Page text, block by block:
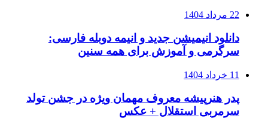
22 مرداد 1404
دانلود انیمیشن جدید و انیمه دوبله فارسی:
سرگرمی و آموزش برای همه سنین
11 خرداد 1404
پدر هنرپیشه معروف مهمان ویژه در جشن تولد
سرمربی استقلال + عکس